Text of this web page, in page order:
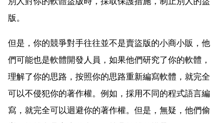
版。
但是，你的競爭對手往往並不是賣盜版的小商小販，他
們可能也是軟體開發人員，如果他們研究了你的軟體，
理解了你的思路，按照你的思路重新編寫軟體，就完全
可以不侵犯你的著作權。例如，採用不同的程式語言編
寫，就完全可以迴避你的著作權。但是，無疑，他們偷